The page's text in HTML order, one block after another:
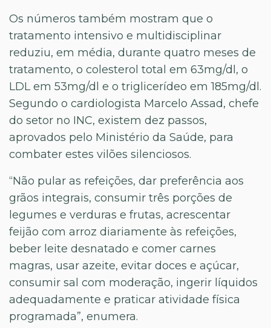
Os números também mostram que o
tratamento intensivo e multidisciplinar
reduziu, em média, durante quatro meses de
tratamento, o colesterol total em 63mg/dl, o
LDL em 53mg/dl e o triglicerídeo em 185mg/dl.
Segundo o cardiologista Marcelo Assad, chefe
do setor no INC, existem dez passos,
aprovados pelo Ministério da Saúde, para
combater estes vilões silenciosos.
“Não pular as refeições, dar preferência aos
grãos integrais, consumir três porções de
legumes e verduras e frutas, acrescentar
feijão com arroz diariamente às refeições,
beber leite desnatado e comer carnes
magras, usar azeite, evitar doces e açúcar,
consumir sal com moderação, ingerir líquidos
adequadamente e praticar atividade física
programada”, enumera.